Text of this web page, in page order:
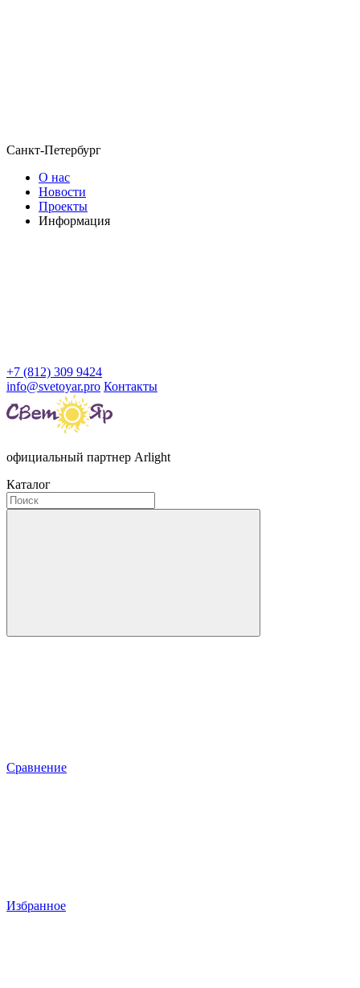
Санкт-Петербург
О нас
Новости
Проекты
Информация
+7 (812) 309 9424
info@svetoyar.pro Контакты
официальный партнер Arlight
Каталог
Сравнение
Избранное